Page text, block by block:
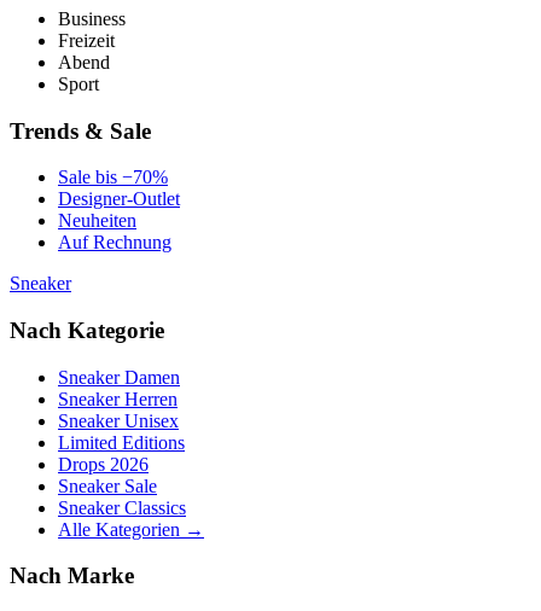
Business
Freizeit
Abend
Sport
Trends & Sale
Sale bis −70%
Designer-Outlet
Neuheiten
Auf Rechnung
Sneaker
Nach Kategorie
Sneaker Damen
Sneaker Herren
Sneaker Unisex
Limited Editions
Drops 2026
Sneaker Sale
Sneaker Classics
Alle Kategorien →
Nach Marke